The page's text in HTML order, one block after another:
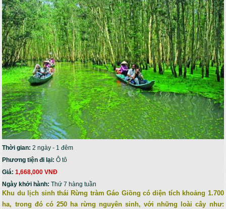
Thời gian:2 ngày - 1 đêm
Phương tiện đi lại:Ô tô
Giá:1,668,000 VNĐ
Ngày khởi hành:Thứ 7 hàng tuần
Khu du lịch sinh thái Rừng tràm Gáo Giồng có diện tích khoảng 1.700
ha, trong đó có 250 ha rừng nguyên sinh, với những loài cây như: